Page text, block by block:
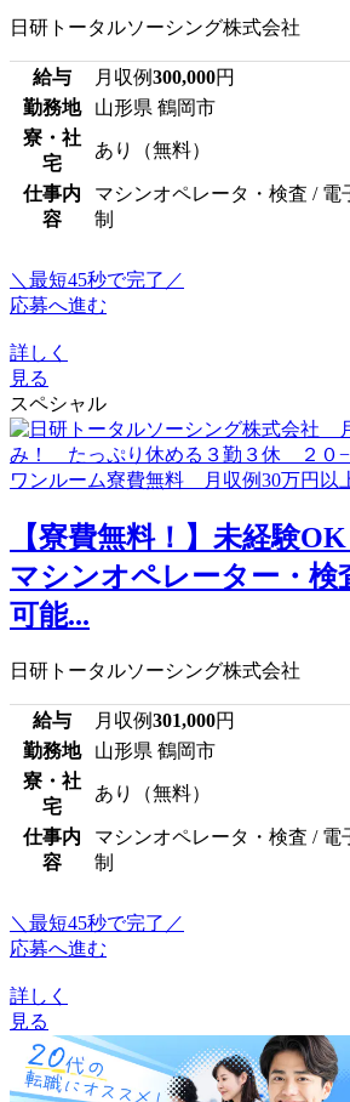
日研トータルソーシング株式会社
給与 月収例300,000円
勤務地
山形県 鶴岡市
寮・社
宅
あり（無料）
仕事内
容
マシンオペレータ・検査 / 電
制
＼最短45秒で完了／
応募へ進む
詳しく
見る
スペシャル
【寮費無料！】未経験
マシンオペレーター・検
可能...
日研トータルソーシング株式会社
給与 月収例301,000円
勤務地
山形県 鶴岡市
寮・社
宅
あり（無料）
仕事内
容
マシンオペレータ・検査 / 電
制
＼最短45秒で完了／
応募へ進む
詳しく
見る